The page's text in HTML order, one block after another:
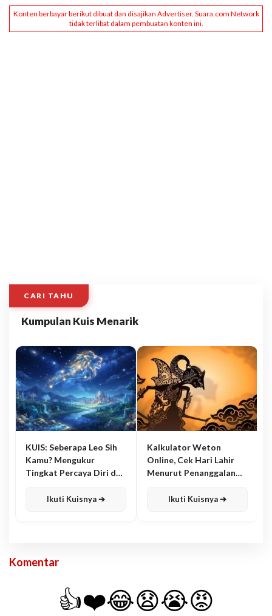
CARI TAHU
Kumpulan Kuis Menarik
KUIS: Seberapa Leo Sih
Kamu? Mengukur
Tingkat Percaya Diri dan
Ikuti Kuisnya ➔
Kalkulator Weton
Online, Cek Hari Lahir
Menurut Penanggalan
Ikuti Kuisnya ➔
Komentar
👍❤️😂😧😭😡